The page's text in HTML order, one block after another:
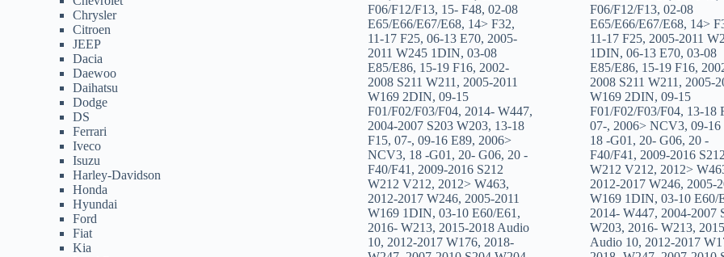
F06/F12/F13, 15- F48, 02-08
E65/E66/E67/E68, 14> F32,
11-17 F25, 06-13 E70, 2005-
2011 W245 1DIN, 03-08
E85/E86, 15-19 F16, 2002-
2008 S211 W211 , 2005-2011
W169 2DIN, 09-15
F01/F02/F03/F04, 2014- W447,
2004-2007 S203 W203, 13-18
F15, 07-, 09-16 E89, 2006>
NCV3, 18 -G01 , 20- G06, 20 -
F40/F41 , 2009-2016 S212
W212 V212, 2012> W463,
2012-2017 W246, 2005-2011
W169 1DIN, 03-10 E60/E61 ,
2016- W213, 2015-2018 Audio
10, 2012-2017 W176, 2018-
F06/F12/F13, 02-08
E65/E66/E67/E68, 14>
11-17 F25, 2005-2011
1DIN, 06-13 E70, 03-08
E85/E86, 15-19 F16,
2008 S211 W211 , 2005-
W169 2DIN, 09-15
F01/F02/F03/F04, 13-18
07-, 2006> NCV3, 09-16
18 -G01 , 20- G06, 20 -
F40/F41 , 2009-2016
W212 V212, 2012>
2012-2017 W246, 2005-
W169 1DIN, 03-10 E60/
2014- W447, 2004-2007
W203, 2016- W213,
Audio 10, 2012-2017
Chrysler
Citroen
JEEP
Dacia
Daewoo
Daihatsu
Dodge
DS
Ferrari
Iveco
Isuzu
Harley-Davidson
Honda
Hyundai
Ford
Fiat
Kia